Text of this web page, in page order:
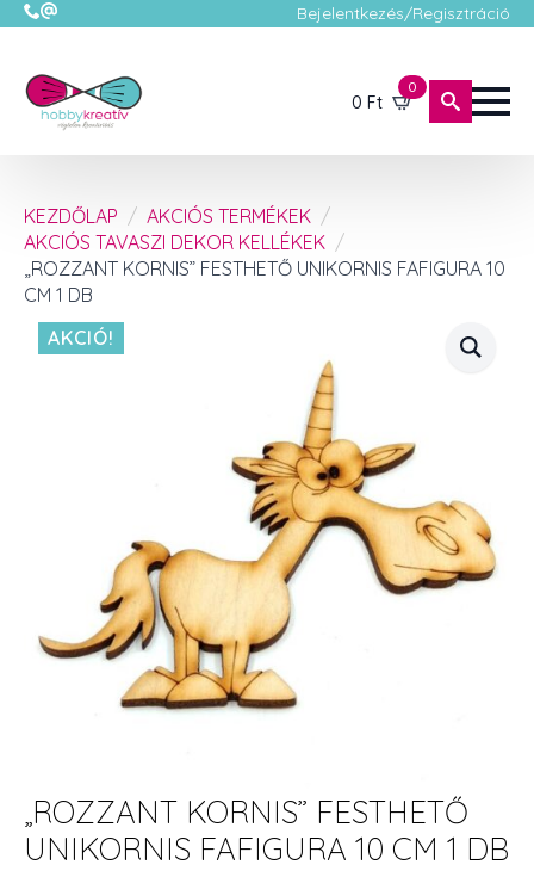
Bejelentkezés/Regisztráció
0 Ft
0
KEZDŐLAP
AKCIÓS TERMÉKEK
AKCIÓS TAVASZI DEKOR KELLÉKEK
„ROZZANT KORNIS” FESTHETŐ UNIKORNIS FAFIGURA 10
CM 1 DB
AKCIÓ!
„ROZZANT KORNIS” FESTHETŐ
UNIKORNIS FAFIGURA 10 CM 1 DB